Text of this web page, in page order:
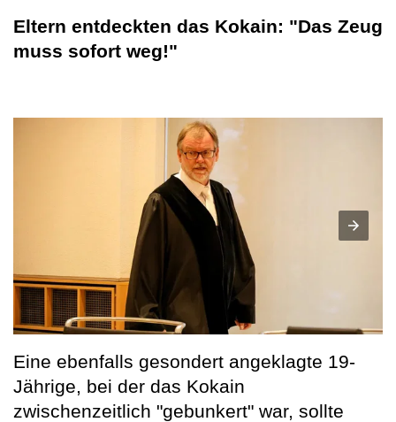
Eltern entdeckten das Kokain: "Das Zeug
muss sofort weg!"
Eine ebenfalls gesondert angeklagte 19-
Jährige, bei der das Kokain
zwischenzeitlich "gebunkert" war, sollte